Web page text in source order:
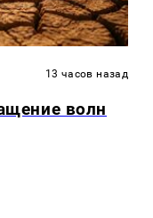
13 часов назад
волн